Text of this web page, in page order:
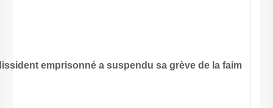
Un cybernaute dissident emprisonné a